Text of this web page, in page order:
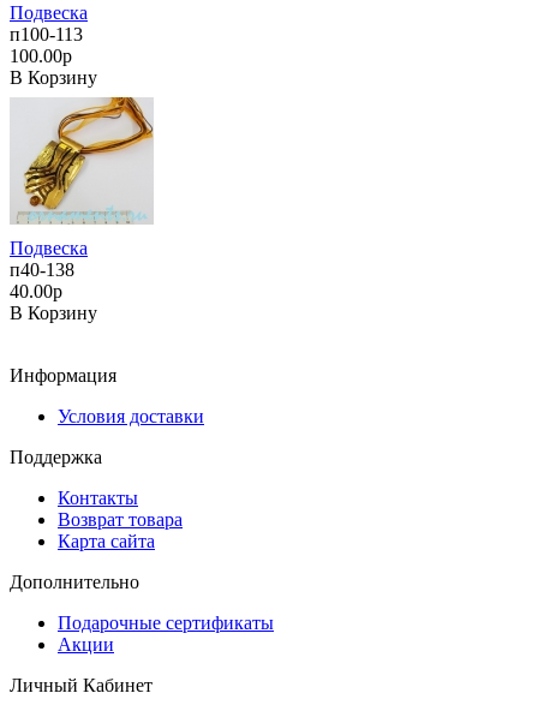
Подвеска
п100-113
100.00р
В Корзину
Подвеска
п40-138
40.00р
В Корзину
Информация
Условия доставки
Поддержка
Контакты
Возврат товара
Карта сайта
Дополнительно
Подарочные сертификаты
Акции
Личный Кабинет